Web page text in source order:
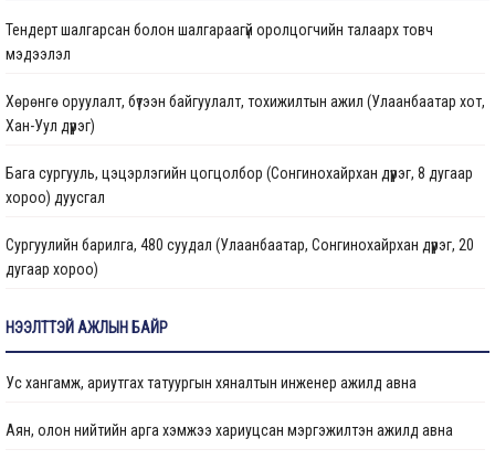
Газрын даргын тушаал
Барилгын ажлын мэдээ
Санхүүжилтийн мэдээлэл
Тендерт шалгарсан болон шалгараагүй оролцогчийн талаарх товч
мэдээлэл
Хөрөнгө оруулалт, бүтээн байгуулалт, тохижилтын ажил (Улаанбаатар хот,
Хан-Уул дүүрэг)
Бага сургууль, цэцэрлэгийн цогцолбор (Сонгинохайрхан дүүрэг, 8 дугаар
хороо) дуусгал
Сургуулийн барилга, 480 суудал (Улаанбаатар, Сонгинохайрхан дүүрэг, 20
дугаар хороо)
Цэцэрлэгийн барилга, 150 ор (Улаанбаатар хот, Сонгинохайрхан дүүрэг, 23
Арьс ширний ажилчдын орон сууцны барилгын их засварын ажил
НЭЭЛТТЭЙ АЖЛЫН БАЙР
Ус хангамж, ариутгах татуургын хяналтын инженер ажилд авна
Аян, олон нийтийн арга хэмжээ хариуцсан мэргэжилтэн ажилд авна